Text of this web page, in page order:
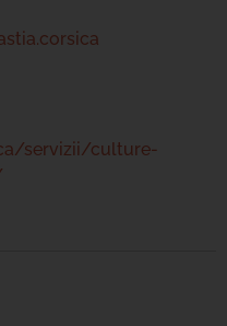
servizii/culture-